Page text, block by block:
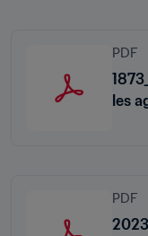
PDF
les
PDF